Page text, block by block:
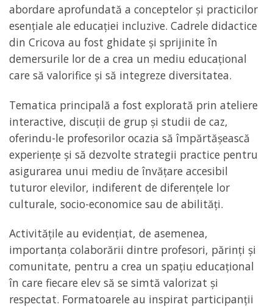
abordare aprofundată a conceptelor și practicilor
esențiale ale educației incluzive. Cadrele didactice
din Cricova au fost ghidate și sprijinite în
demersurile lor de a crea un mediu educațional
care să valorifice și să integreze diversitatea.
Tematica principală a fost explorată prin ateliere
interactive, discuții de grup și studii de caz,
oferindu-le profesorilor ocazia să împărtășească
experiențe și să dezvolte strategii practice pentru
asigurarea unui mediu de învățare accesibil
tuturor elevilor, indiferent de diferențele lor
culturale, socio-economice sau de abilități.
Activitățile au evidențiat, de asemenea,
importanța colaborării dintre profesori, părinți și
comunitate, pentru a crea un spațiu educațional
în care fiecare elev să se simtă valorizat și
respectat. Formatoarele au inspirat participanții